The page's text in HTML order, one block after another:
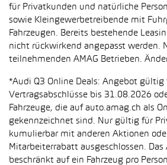
für Privatkunden und natürliche
sowie Kleingewerbetreibende mit
Fahrzeugen. Bereits bestehende
nicht rückwirkend angepasst werden.
teilnehmenden AMAG Betrieben.
*Audi Q3 Online Deals: Angebot gültig
Vertragsabschlüsse bis 31.08.2026
Fahrzeuge, die auf auto.amag.ch als
gekennzeichnet sind. Nur gültig für
kumulierbar mit anderen Aktionen
Mitarbeiterrabatt ausgeschlossen. Das
beschränkt auf ein Fahrzeug pro